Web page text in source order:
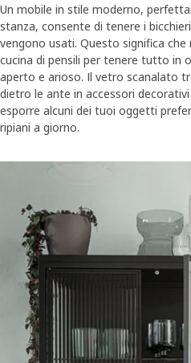
Un mobile in stile moderno,
stanza, consente di tenere i
vengono usati. Questo significa
cucina di pensili per tenere tutto in
aperto e arioso. Il vetro scanalato
dietro le ante in accessori
esporre alcuni dei tuoi oggetti
ripiani a giorno.